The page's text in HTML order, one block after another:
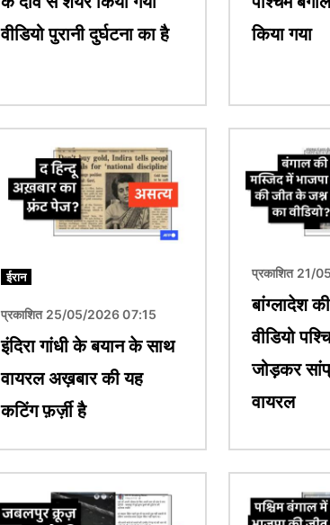
वीडियो पुरानी दुर्घटना का है
किया गया
ईरान
प्रकाशित 25/05/2026 07:15
इंदिरा गांधी के बयान के साथ
वायरल अख़बार की यह
कटिंग फ़र्ज़ी है
प्रकाशित 21/
बांग्लादेश
वीडियो
जोड़कर
वायरल